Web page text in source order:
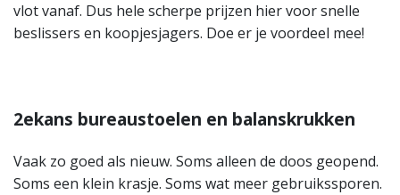
vlot vanaf. Dus hele scherpe prijzen hier voor snelle
beslissers en koopjesjagers. Doe er je voordeel mee!
2ekans bureaustoelen en balanskrukken
Vaak zo goed als nieuw. Soms alleen de doos geopend.
Soms een klein krasje. Soms wat meer gebruikssporen.